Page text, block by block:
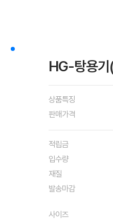
HG-탕용
상품특징
판매가격
적립금
입수량
재질
발송마감
사이즈